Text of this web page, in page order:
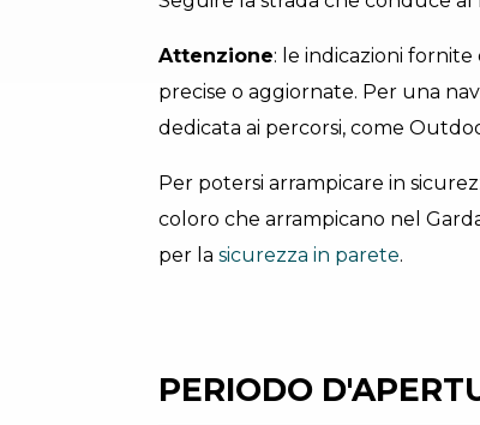
Attenzione: le indicazioni
precise o aggiornate. Per una
dedicata ai percorsi, come
Per potersi arrampicare in
coloro che arrampicano nel
per la sicurezza in parete.
PERIODO